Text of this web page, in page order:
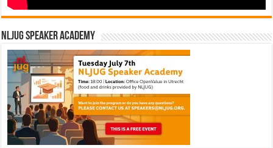
NLJUG Speaker Academy